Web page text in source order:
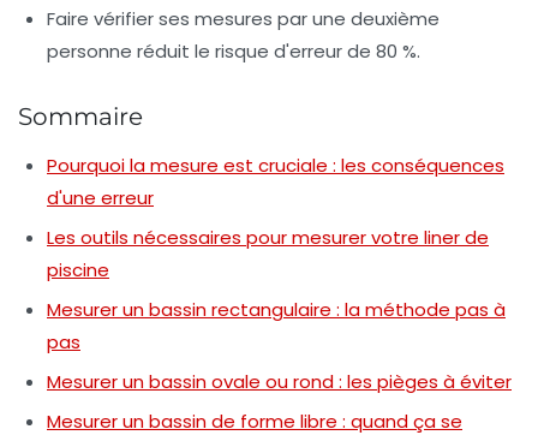
Faire vérifier ses mesures par une deuxième
personne réduit le risque d'erreur de 80 %.
Sommaire
Pourquoi la mesure est cruciale : les conséquences
d'une erreur
Les outils nécessaires pour mesurer votre liner de
piscine
Mesurer un bassin rectangulaire : la méthode pas à
pas
Mesurer un bassin ovale ou rond : les pièges à éviter
Mesurer un bassin de forme libre : quand ça se